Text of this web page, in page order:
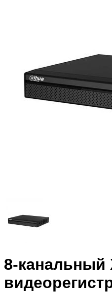
8-канальный